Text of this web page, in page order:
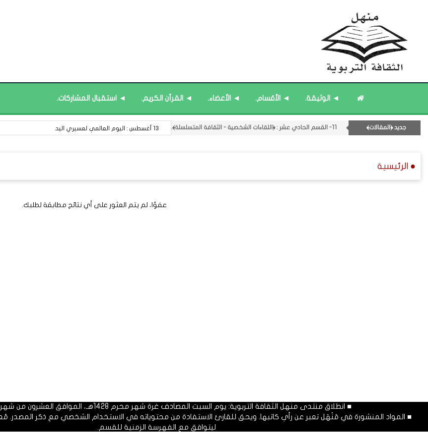
◄ الوثيقة. ◄ الأقسام. ◄ الأعضاء. ◄ القرآن الكريم. ◄ استقبال المشاركات.
جديد ﴿المقالات﴾
۝ ﴿القوائم - المشاركات﴾ المُحدَّثة.
۝ قائمة مُثبتة : إدارة منهل الثقافة التربوية.
۝ قائمة مُثبتة : مشرف منهل الثقافة التربوية.
۝ قائمة مُحدَّثة : مختارات من ﴿جديد﴾ المشاركات.
11- القسم الحادي عشر : ﴿اللقاءات الشخصية - الثقافة المتسلسلة﴾. 13 أغسطس : اليوم العالمي لعسيري اليد.
● الرئيسية
عفوًا، لم يتم العثور على أي نتائج مطابقة لطلبك.
■ انطلاق منتدى منهل الثقافة التربوية: يوم السبت المصادف غرة شهر محرم 1428هـ، الموافق العشرون من شهر يناير 2007م.
■ المواد المنشورة في مَنْهَل تعبر عن رأي كاتبها. ويحق للقارئ الاستفادة من محتوياته في الاستخدام الشخصي مع ذكر المصدر.
ليتوافق مع الفهرسة الزمنية للقسم.